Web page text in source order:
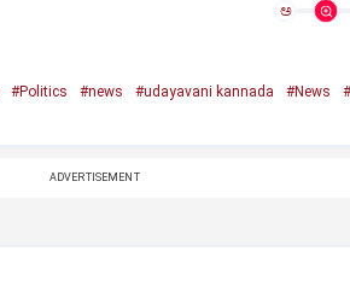
ಅ
#Politics #news #udayavani kannada #News
ADVERTISEMENT